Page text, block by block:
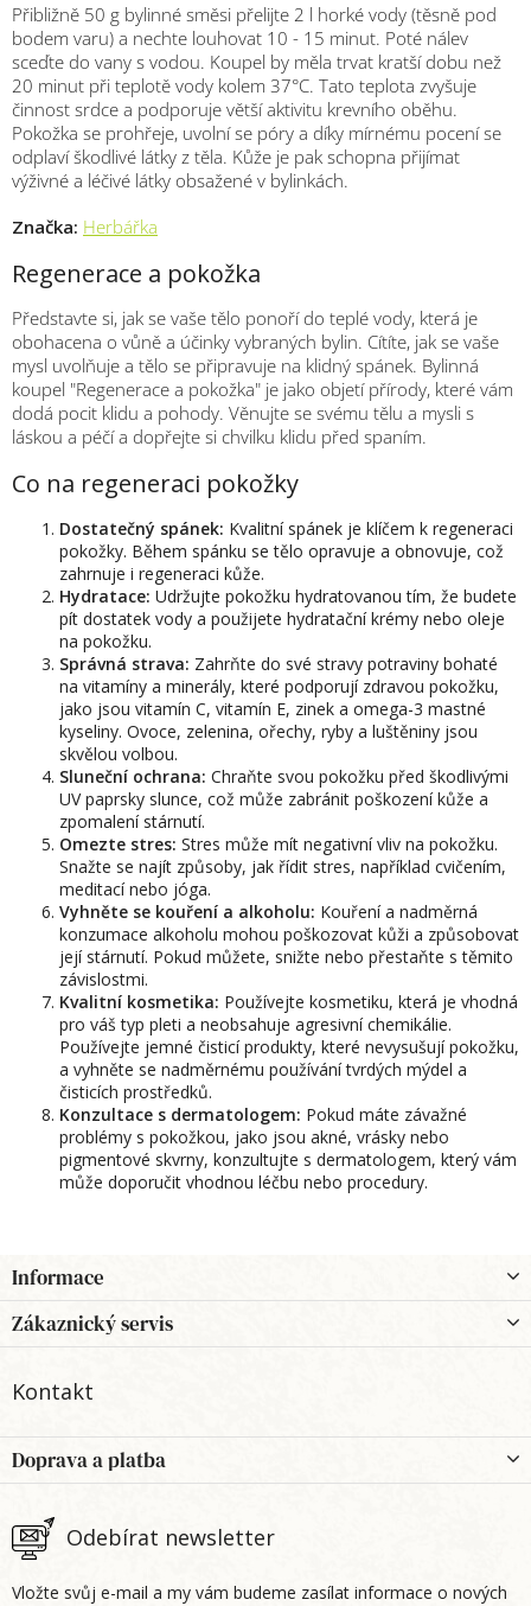
Přibližně 50 g bylinné směsi přelijte 2 l horké vody (těsně pod
bodem varu) a nechte louhovat 10 - 15 minut. Poté nálev
sceďte do vany s vodou. Koupel by měla trvat kratší dobu než
20 minut při teplotě vody kolem 37°C. Tato teplota zvyšuje
činnost srdce a podporuje větší aktivitu krevního oběhu.
Pokožka se prohřeje, uvolní se póry a díky mírnému pocení se
odplaví škodlivé látky z těla. Kůže je pak schopna přijímat
výživné a léčivé látky obsažené v bylinkách.
Značka: Herbářka
Regenerace a pokožka
Představte si, jak se vaše tělo ponoří do teplé vody, která je
obohacena o vůně a účinky vybraných bylin. Cítíte, jak se vaše
mysl uvolňuje a tělo se připravuje na klidný spánek. Bylinná
koupel "Regenerace a pokožka" je jako objetí přírody, které vám
dodá pocit klidu a pohody. Věnujte se svému tělu a mysli s
láskou a péčí a dopřejte si chvilku klidu před spaním.
Co na regeneraci pokožky
Dostatečný spánek: Kvalitní spánek je klíčem k regeneraci
pokožky. Během spánku se tělo opravuje a obnovuje, což
zahrnuje i regeneraci kůže.
Hydratace: Udržujte pokožku hydratovanou tím, že budete
pít dostatek vody a použijete hydratační krémy nebo oleje
na pokožku.
Správná strava: Zahrňte do své stravy potraviny bohaté
na vitamíny a minerály, které podporují zdravou pokožku,
jako jsou vitamín C, vitamín E, zinek a omega-3 mastné
kyseliny. Ovoce, zelenina, ořechy, ryby a luštěniny jsou
skvělou volbou.
Sluneční ochrana: Chraňte svou pokožku před škodlivými
UV paprsky slunce, což může zabránit poškození kůže a
zpomalení stárnutí.
Omezte stres: Stres může mít negativní vliv na pokožku.
Snažte se najít způsoby, jak řídit stres, například cvičením,
meditací nebo jóga.
Vyhněte se kouření a alkoholu: Kouření a nadměrná
konzumace alkoholu mohou poškozovat kůži a způsobovat
její stárnutí. Pokud můžete, snižte nebo přestaňte s těmito
závislostmi.
Kvalitní kosmetika: Používejte kosmetiku, která je vhodná
pro váš typ pleti a neobsahuje agresivní chemikálie.
Používejte jemné čisticí produkty, které nevysušují pokožku,
a vyhněte se nadměrnému používání tvrdých mýdel a
čisticích prostředků.
Konzultace s dermatologem: Pokud máte závažné
problémy s pokožkou, jako jsou akné, vrásky nebo
pigmentové skvrny, konzultujte s dermatologem, který vám
může doporučit vhodnou léčbu nebo procedury.
á
p
a
Informace
Zákaznický servis
Kontakt
Odebírat newsletter
Vložte svůj e-mail a my vám budeme zasílat informace o nových
Doprava a platba